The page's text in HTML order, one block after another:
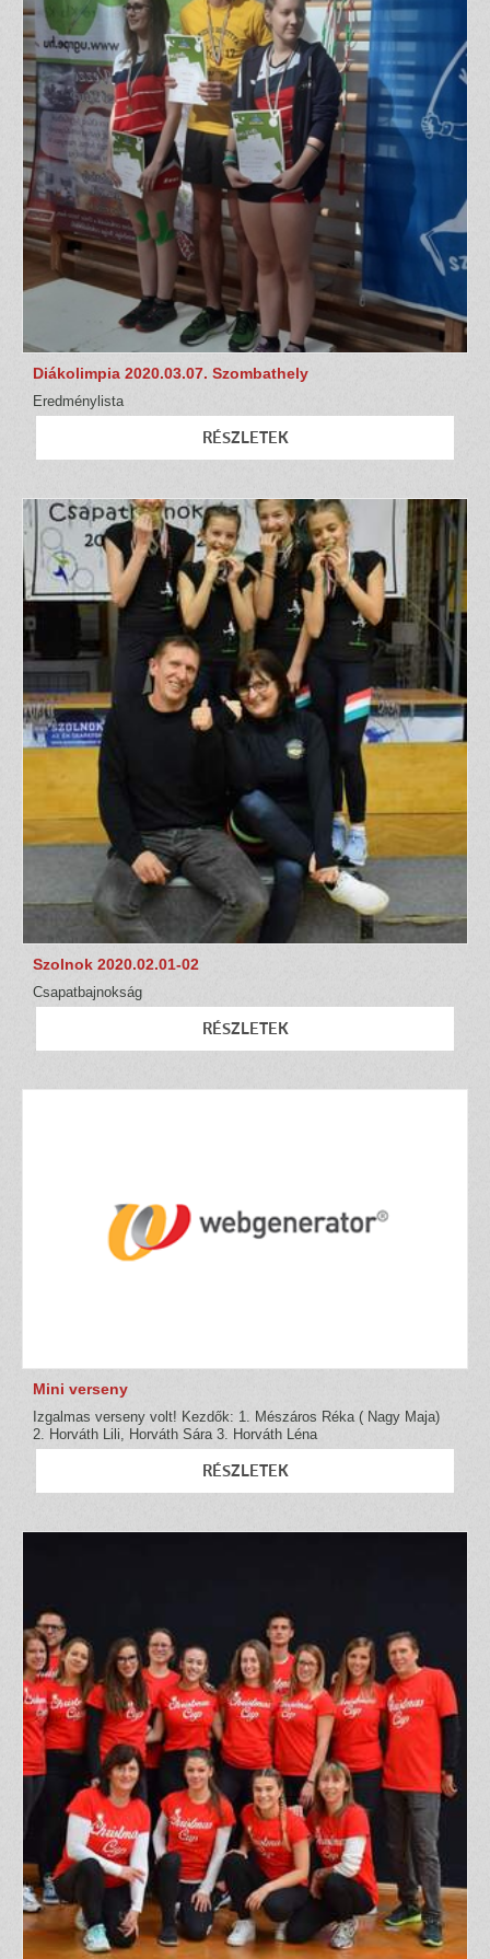
Diákolimpia 2020.03.07. Szombathely
Eredménylista
RÉSZLETEK
Szolnok 2020.02.01-02
Csapatbajnokság
RÉSZLETEK
Mini verseny
Izgalmas verseny volt! Kezdők: 1. Mészáros Réka ( Nagy Maja)
2. Horváth Lili, Horváth Sára 3. Horváth Léna
RÉSZLETEK